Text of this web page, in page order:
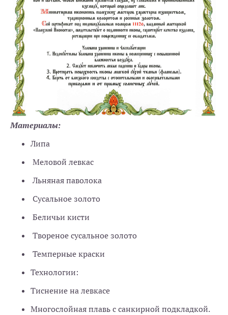
Материалы:
Липа
Меловой левкас
Льняная паволока
Сусальное золото
Беличьи кисти
Твореное сусальное золото
Темперные краски
Технологии:
Тиснение на левкасе
Многослойная плавь с санкирной подкладкой.